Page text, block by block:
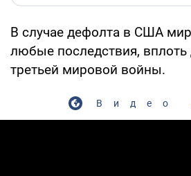
В случае дефолта в США
любые последствия, вплоть
третьей мировой войны.
Видео